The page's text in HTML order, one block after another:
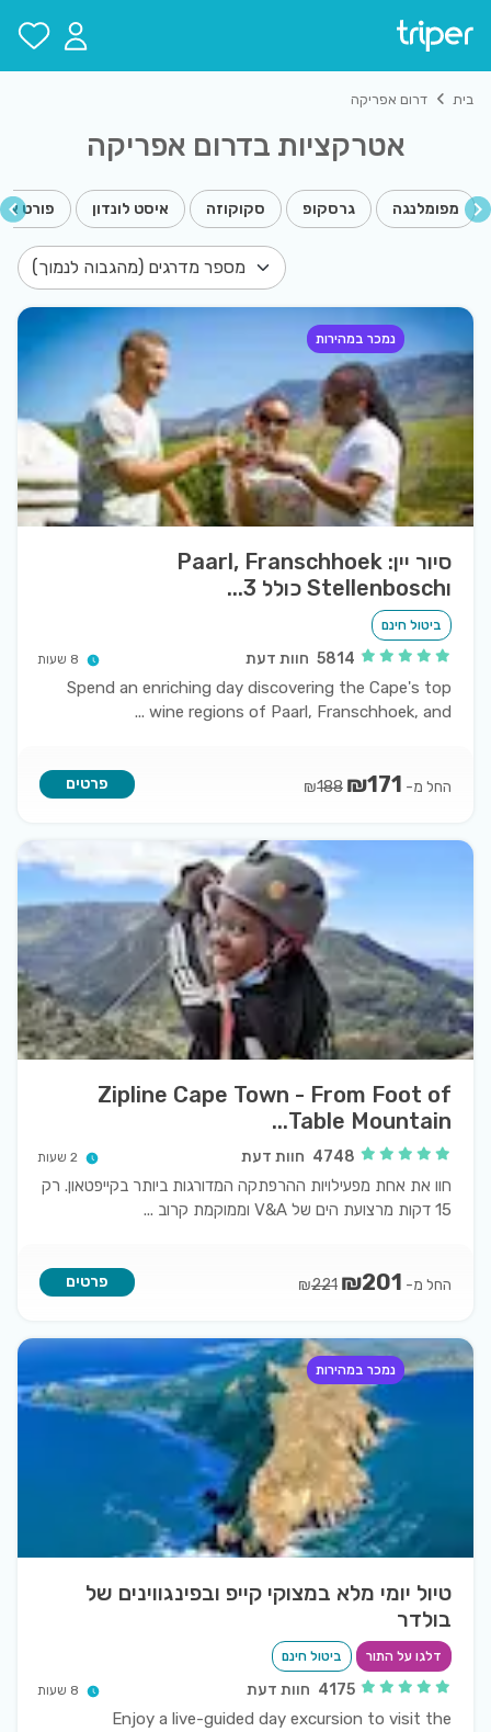
בית דרום אפריקה
אטרקציות בדרום אפריקה
מפומלנגה גרסקופ סקוקוזה איסט לונדון פורט
נמכר במהירות
סיור יין: Paarl, Franschhoek
וStellenbosch כולל 3...
ביטול חינם
5814 חוות דעת 8 שעות
Spend an enriching day discovering the Cape's top
wine regions of Paarl, Franschhoek, and
...
החל מ- ₪171
188 פרטים
Zipline Cape Town - From Foot of
Table Mountain...
4748 חוות דעת 2 שעות
חוו את אחת מפעילויות ההרפתקה המדורגות ביותר בקייפטאון. רק
15 דקות מרצועת הים של V&A וממוקמת קרוב
...
החל מ- ₪201
221 פרטים
נמכר במהירות
טיול יומי מלא במצוקי קייפ ובפינגווינים של
בולדר
דלגו על התור ביטול חינם
4175 חוות דעת 8 שעות
Enjoy a live-guided day excursion to visit the